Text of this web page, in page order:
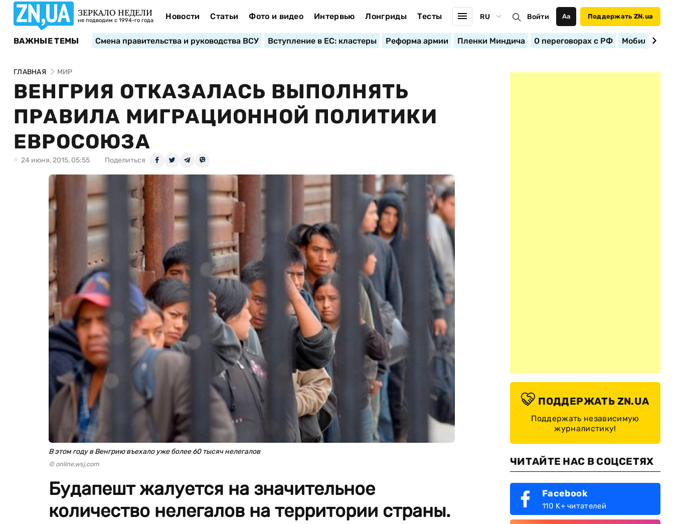
ЗЕРКАЛО НЕДЕЛИ
не подводим с 1994-го года Новости Статьи Фото и видео Интервью Лонгриды Тесты RU Войти Аа Поддержать ZN.ua
ВАЖНЫЕ ТЕМЫ Смена правительства и руководства ВСУ Вступление в ЕС: кластеры Реформа армии Пленки Миндича О переговорах с РФ
ГЛАВНАЯ МИР
ВЕНГРИЯ ОТКАЗАЛАСЬ ВЫПОЛНЯТЬ
ПРАВИЛА МИГРАЦИОННОЙ ПОЛИТИКИ
ЕВРОСОЮЗА
24 июня, 2015, 05:55 Поделиться
В этом году в Венгрию въехало уже более 60 тысяч нелегалов
© online.wsj.com
Будапешт жалуется на значительное
количество нелегалов на территории страны.
ПОДДЕРЖАТЬ ZN.UA
Поддержать независимую
журналистику!
ЧИТАЙТЕ НАС В СОЦСЕТЯХ
Facebook
110 K+ читателей